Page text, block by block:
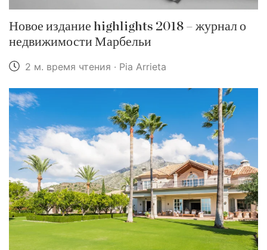
Новое издание highlights 2018 – журнал о
недвижимости Марбельи
2 м. время чтения · Pia Arrieta